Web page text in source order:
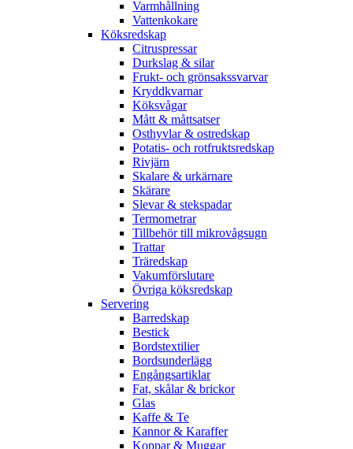
Varmhållning
Vattenkokare
Köksredskap
Citruspressar
Durkslag & silar
Frukt- och grönsakssvarvar
Kryddkvarnar
Köksvågar
Mått & måttsatser
Osthyvlar & ostredskap
Potatis- och rotfruktsredskap
Rivjärn
Skalare & urkärnare
Skärare
Slevar & stekspadar
Termometrar
Tillbehör till mikrovågsugn
Trattar
Träredskap
Vakumförslutare
Övriga köksredskap
Servering
Barredskap
Bestick
Bordstextilier
Bordsunderlägg
Engångsartiklar
Fat, skålar & brickor
Glas
Kaffe & Te
Kannor & Karaffer
Koppar & Muggar